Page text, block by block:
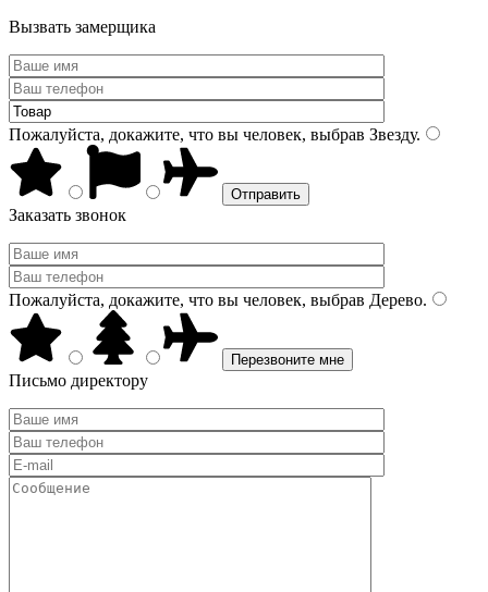
Вызвать замерщика
Пожалуйста, докажите, что вы человек, выбрав Звезду.
Заказать звонок
Пожалуйста, докажите, что вы человек, выбрав Дерево.
Письмо директору